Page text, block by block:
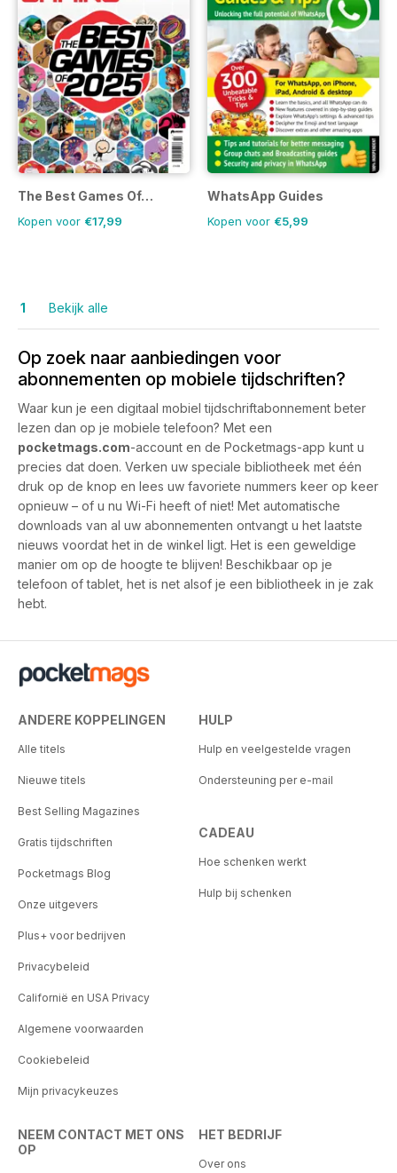
The Best Games Of…
Kopen voor €17,99
WhatsApp Guides
Kopen voor €5,99
1 Bekijk alle
Op zoek naar aanbiedingen voor
abonnementen op mobiele tijdschriften?
Waar kun je een digitaal mobiel tijdschriftabonnement beter
lezen dan op je mobiele telefoon? Met een
pocketmags.com-account en de Pocketmags-app kunt u
precies dat doen. Verken uw speciale bibliotheek met één
druk op de knop en lees uw favoriete nummers keer op keer
opnieuw – of u nu Wi-Fi heeft of niet! Met automatische
downloads van al uw abonnementen ontvangt u het laatste
nieuws voordat het in de winkel ligt. Het is een geweldige
manier om op de hoogte te blijven! Beschikbaar op je
telefoon of tablet, het is net alsof je een bibliotheek in je zak
hebt.
ANDERE KOPPELINGEN
Alle titels
Nieuwe titels
Best Selling Magazines
Gratis tijdschriften
Pocketmags Blog
Onze uitgevers
Plus+ voor bedrijven
Privacybeleid
Californië en USA Privacy
Algemene voorwaarden
Cookiebeleid
Mijn privacykeuzes
HULP
Hulp en veelgestelde vragen
Ondersteuning per e-mail
CADEAU
Hoe schenken werkt
Hulp bij schenken
NEEM CONTACT MET ONS
OP
HET BEDRIJF
Over ons